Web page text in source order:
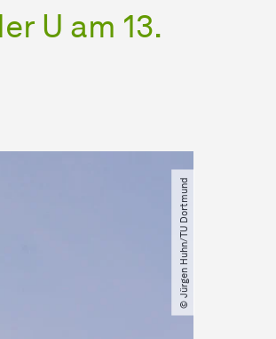
U am 13.
© Jürgen Huhn​/​TU Dortmund